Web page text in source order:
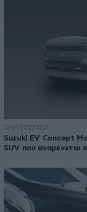
12·01·2023 11:21
Suzuki EV Concept
SUV που αναμένεται